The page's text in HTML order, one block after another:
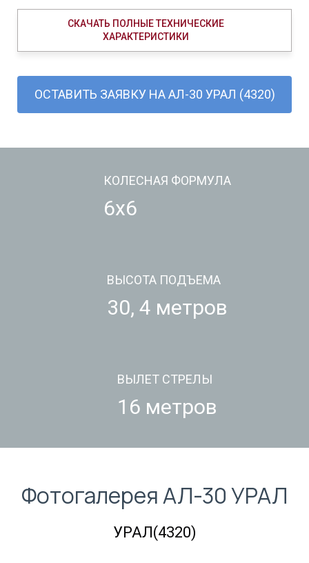
СКАЧАТЬ ПОЛНЫЕ ТЕХНИЧЕСКИЕ
ХАРАКТЕРИСТИКИ
ОСТАВИТЬ ЗАЯВКУ НА АЛ-30 УРАЛ (4320)
КОЛЕСНАЯ ФОРМУЛА
6х6
ВЫСОТА ПОДЪЕМА
30, 4 метров
ВЫЛЕТ СТРЕЛЫ
16 метров
Фотогалерея АЛ-30 УРАЛ
УРАЛ(4320)